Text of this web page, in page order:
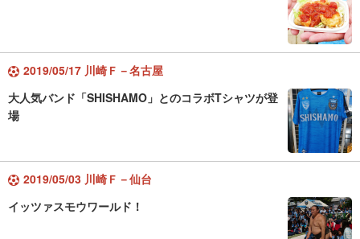
2019/05/17 川崎Ｆ－名古屋
大人気バンド「SHISHAMO」とのコラボTシャツが登
場
2019/05/03 川崎Ｆ－仙台
イッツァスモウワールド！